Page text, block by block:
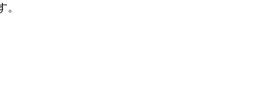
。